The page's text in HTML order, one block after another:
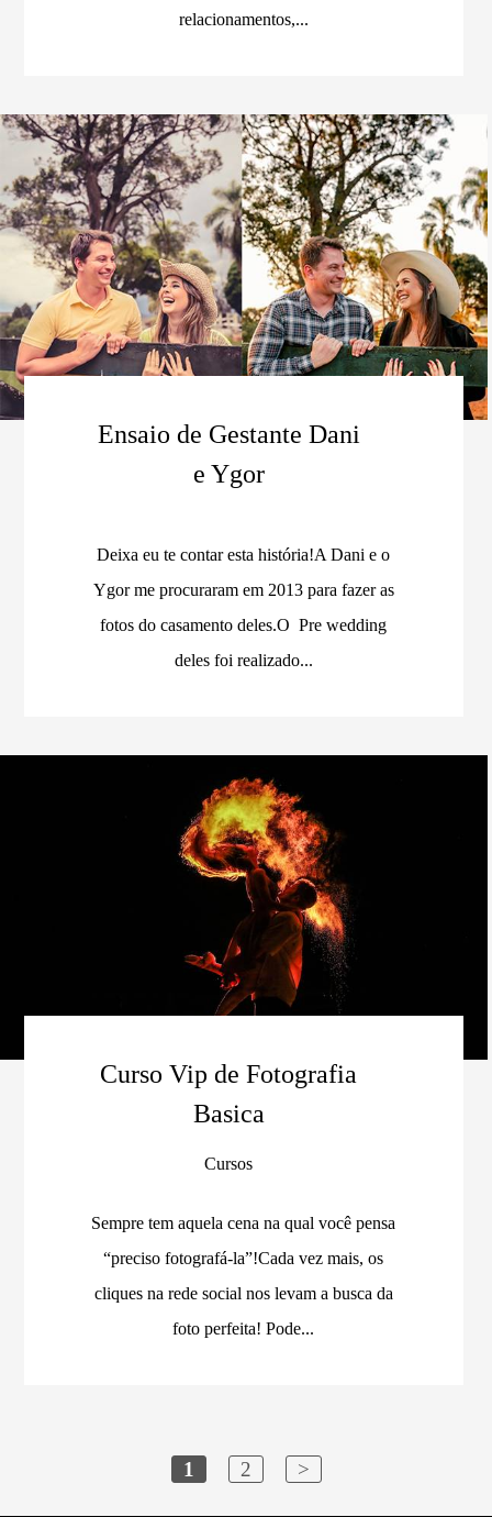
relacionamentos,...
Ensaio de Gestante Dani
e Ygor
Deixa eu te contar esta história!A Dani e o
Ygor me procuraram em 2013 para fazer as
fotos do casamento deles.O Pre wedding
deles foi realizado...
Curso Vip de Fotografia
Basica
Cursos
Sempre tem aquela cena na qual você pensa
“preciso fotografá-la”!Cada vez mais, os
cliques na rede social nos levam a busca da
foto perfeita! Pode...
1 2 >